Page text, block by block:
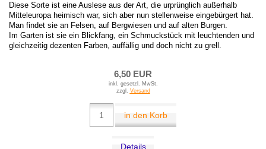
Diese Sorte ist eine Auslese aus der Art, die urprünglich außerhalb
Mitteleuropa heimisch war, sich aber nun stellenweise eingebürgert hat.
Man findet sie an Felsen, auf Bergwiesen und auf alten Burgen.
Im Garten ist sie ein Blickfang, ein Schmuckstück mit leuchtenden und
gleichzeitig dezenten Farben, auffällig und doch nicht zu grell.
6,50 EUR
inkl. gesetzl. MwSt.
zzgl. Versand
in den Korb
Details